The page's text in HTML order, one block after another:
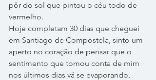
pôr do sol que pintou o céu todo de
vermelho.
Hoje completam 30 dias que cheguei
em Santiago de Compostela, sinto um
aperto no coração de pensar que o
sentimento que tomou conta de mim
nos últimos dias vá se evaporando,